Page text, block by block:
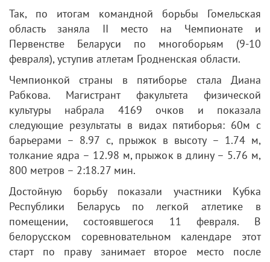
Так, по итогам командной борьбы Гомельская
область заняла II место на Чемпионате и
Первенстве Беларуси по многоборьям (9-10
февраля), уступив атлетам Гродненская области.
Чемпионкой страны в пятиборье стала Диана
Рабкова. Магистрант факультета физической
культуры набрала 4169 очков и показала
следующие результаты в видах пятиборья: 60м с
барьерами – 8.97 с, прыжок в высоту – 1.74 м,
толкание ядра – 12.98 м, прыжок в длину – 5.76 м,
800 метров – 2:18.27 мин.
Достойную борьбу показали участники Кубка
Республики Беларусь по легкой атлетике в
помещении, состоявшегося 11 февраля. В
белорусском соревновательном календаре этот
старт по праву занимает второе место после